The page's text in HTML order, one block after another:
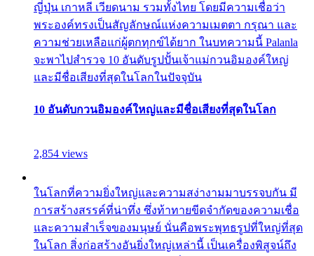
ญี่ปุ่น เกาหลี เวียดนาม รวมทั้งไทย โดยมีความเชื่อว่า
พระองค์ทรงเป็นสัญลักษณ์แห่งความเมตตา กรุณา และ
ความช่วยเหลือแก่ผู้ตกทุกข์ได้ยาก ในบทความนี้ Palanla
จะพาไปสำรวจ 10 อันดับรูปปั้นเจ้าแม่กวนอิมองค์ใหญ่
และมีชื่อเสียงที่สุดในโลกในปัจจุบัน
10 อันดับกวนอิมองค์ใหญ่และมีชื่อเสียงที่สุดในโลก
2,854 views
ในโลกที่ความยิ่งใหญ่และความสง่างามมาบรรจบกัน มี
การสร้างสรรค์ที่น่าทึ่ง ซึ่งท้าทายขีดจำกัดของความเชื่อ
และความสำเร็จของมนุษย์ นั่นคือพระพุทธรูปที่ใหญ่ที่สุด
ในโลก สิ่งก่อสร้างอันยิ่งใหญ่เหล่านี้ เป็นเครื่องพิสูจน์ถึง